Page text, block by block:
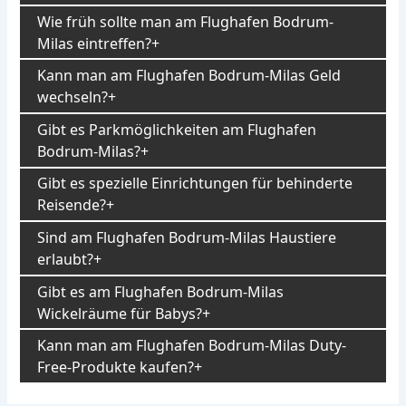
Wie früh sollte man am Flughafen Bodrum-
Milas eintreffen?
Kann man am Flughafen Bodrum-Milas Geld
wechseln?
Gibt es Parkmöglichkeiten am Flughafen
Bodrum-Milas?
Gibt es spezielle Einrichtungen für behinderte
Reisende?
Sind am Flughafen Bodrum-Milas Haustiere
erlaubt?
Gibt es am Flughafen Bodrum-Milas
Wickelräume für Babys?
Kann man am Flughafen Bodrum-Milas Duty-
Free-Produkte kaufen?